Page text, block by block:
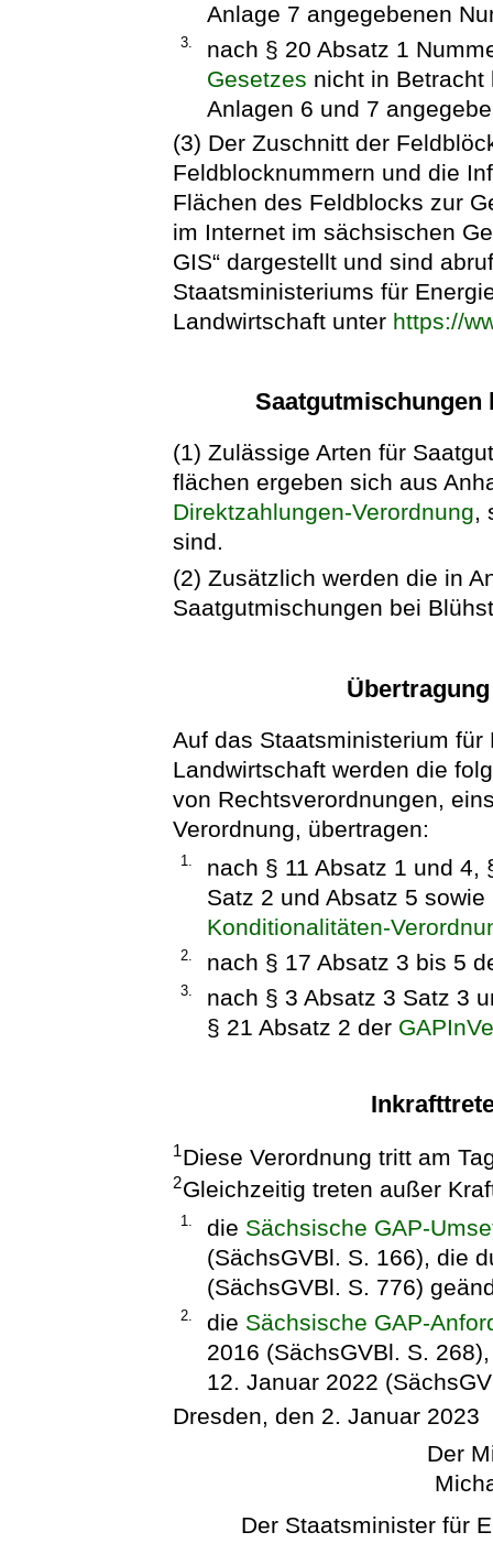
Anlage 7 angegebenen
3.
nach § 20 Absatz 1
Gesetzes nicht in
Anlagen 6 und 7
(3) Der Zuschnitt der
Feldblocknummern und die
Flächen des Feldblocks zur
im Internet im sächsischen
GIS“ dargestellt und sind
Staatsministeriums für
Landwirtschaft unter https://
Saatgutmischungen
(1) Zulässige Arten für
flächen ergeben sich aus
Direktzahlungen-Verordnung,
sind.
(2) Zusätzlich werden die in
Saatgutmischungen bei
Auf das Staatsministerium
Landwirtschaft werden die
von Rechtsverordnungen,
Verordnung, übertragen:
1.
nach § 11 Absatz 1 und 4,
Satz 2 und Absatz 5
Konditionalitäten-
2. nach § 17 Absatz 3 bis 5
3.
nach § 3 Absatz 3 Satz 3
§ 21 Absatz 2 der
1Diese Verordnung tritt am
2Gleichzeitig treten außer
1. die Sächsische GAP-
(SächsGVBl. S. 166), die
(SächsGVBl. S. 776)
2. die Sächsische GAP-
2016 (SächsGVBl. S.
12. Januar 2022
Dresden, den 2. Januar 2023
Der
Der Staatsminister für